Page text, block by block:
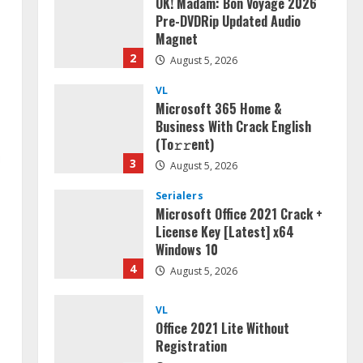
2
Pre-DVDRip Updated Audio
Magnet
August 5, 2026
3
VL
Microsoft 365 Home &
Business With Crack English
(To𝚛𝚛еnt)
August 5, 2026
4
Serialers
Microsoft Office 2021 Crack +
License Key [Latest] x64
Windows 10
August 5, 2026
VL
Office 2021 Lite Without
Registration